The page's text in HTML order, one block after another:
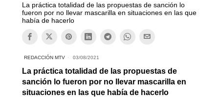
La práctica totalidad de las propuestas de sanción lo
fueron por no llevar mascarilla en situaciones en las que
había de hacerlo
REDACCIÓN MTV 03/08/2021
La práctica totalidad de las propuestas de
sanción lo fueron por no llevar mascarilla en
situaciones en las que había de hacerlo